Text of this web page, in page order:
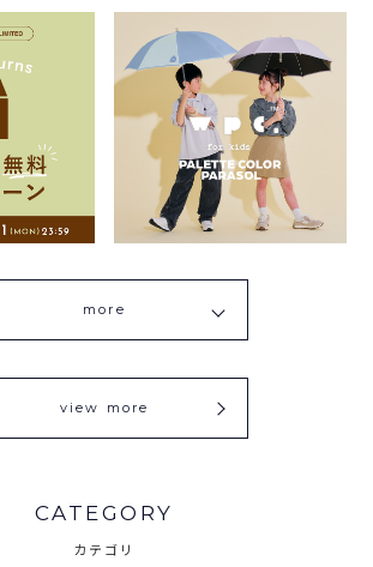
more
view more
CATEGORY
カテゴリ